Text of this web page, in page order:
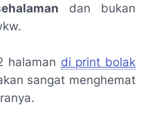
dan bukan
halaman di print bolak
sangat menghemat